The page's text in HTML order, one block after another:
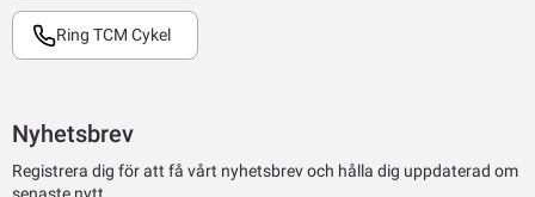
Ring TCM Cykel
Nyhetsbrev
Registrera dig för att få vårt nyhetsbrev och hålla dig uppdaterad om